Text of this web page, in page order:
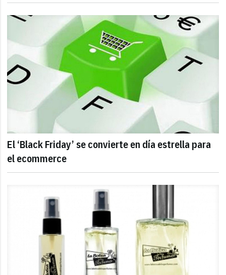
El ‘Black Friday’ se convierte en día estrella para
el ecommerce